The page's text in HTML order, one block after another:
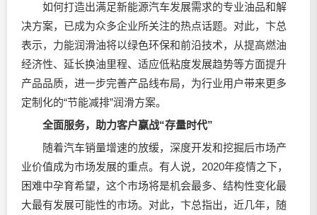
如何打造出满足新能源汽车发展需求的专业油品和解
决方案，已成为众多企业所关注的热点话题。对此，卞总
表示，力能润滑油将以绿色环保和前沿技术，从提高燃油
经济性、延长换油里程、适应低粘度发展趋势等方面提升
产品品质，进一步完善产品线布局，为行业用户带来更多
定制化的“节能减排”润滑方案。
全面服务，助力客户赢战“存量时代”
随着汽车销量增速的放缓，深度开发和挖掘后市场产
业价值成为市场发展的重点。有人说，2020年疫情之下，
困难中孕育希望，这个市场将是机会最多、结构性变化最
大最有发展可能性的市场。对此，卞总指出，近几年，随